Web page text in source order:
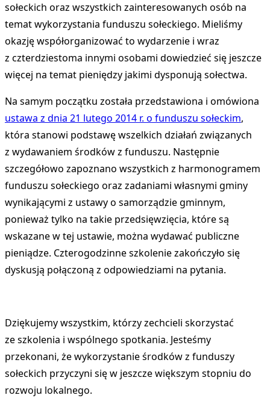
sołeckich oraz wszystkich zainteresowanych osób na
temat wykorzystania funduszu sołeckiego. Mieliśmy
okazję współorganizować to wydarzenie i wraz
z czterdziestoma innymi osobami dowiedzieć się jeszcze
więcej na temat pieniędzy jakimi dysponują sołectwa.
Na samym początku została przedstawiona i omówiona
ustawa z dnia 21 lutego 2014 r. o funduszu sołeckim,
która stanowi podstawę wszelkich działań związanych
z wydawaniem środków z funduszu. Następnie
szczegółowo zapoznano wszystkich z harmonogramem
funduszu sołeckiego oraz zadaniami własnymi gminy
wynikającymi z ustawy o samorządzie gminnym,
ponieważ tylko na takie przedsięwzięcia, które są
wskazane w tej ustawie, można wydawać publiczne
pieniądze. Czterogodzinne szkolenie zakończyło się
dyskusją połączoną z odpowiedziami na pytania.
Dziękujemy wszystkim, którzy zechcieli skorzystać
ze szkolenia i wspólnego spotkania. Jesteśmy
przekonani, że wykorzystanie środków z funduszy
sołeckich przyczyni się w jeszcze większym stopniu do
rozwoju lokalnego.